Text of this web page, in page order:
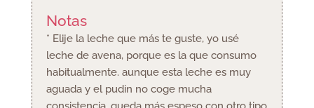
Notas
* Elije la leche que más te guste, yo usé
leche de avena, porque es la que consumo
habitualmente. aunque esta leche es muy
aguada y el pudin no coge mucha